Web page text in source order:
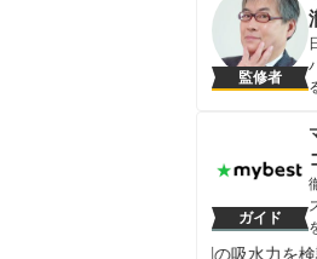
監修者
ガイド